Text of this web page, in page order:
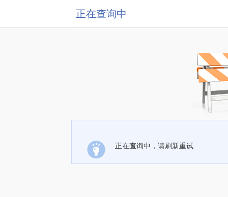
正在查询中
正在查询中，请刷新重试